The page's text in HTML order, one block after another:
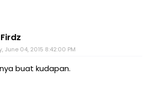
June 04, 2015 8:42:00 PM
buat kudapan.